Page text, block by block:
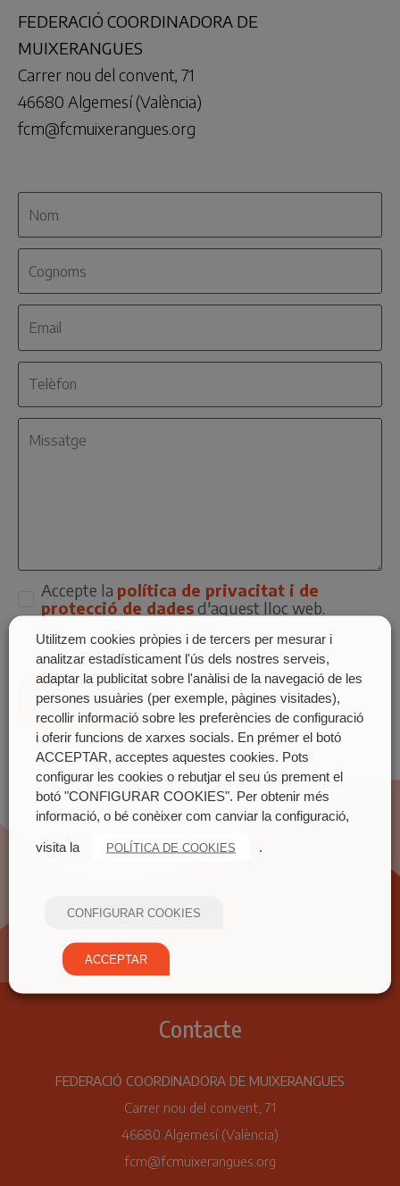
FEDERACIÓ COORDINADORA DE
MUIXERANGUES
Carrer nou del convent, 71
46680 Algemesí (València)
fcm@fcmuixerangues.org
Accepte la política de privacitat i de
protecció de dadesd'aquest lloc web.
Enviar
missatge
Contacte
FEDERACIÓ COORDINADORA DE MUIXERANGUES
Carrer nou del convent, 71
46680 Algemesí (València)
fcm@fcmuixerangues.org
Utilitzem cookies pròpies i de tercers per mesurar i
analitzar estadísticament l'ús dels nostres serveis,
adaptar la publicitat sobre l'anàlisi de la navegació de les
persones usuàries (per exemple, pàgines visitades),
recollir informació sobre les preferències de configuració
i oferir funcions de xarxes socials. En prémer el botó
ACCEPTAR, acceptes aquestes cookies. Pots
configurar les cookies o rebutjar el seu ús prement el
botó "CONFIGURAR COOKIES". Per obtenir més
informació, o bé conèixer com canviar la configuració,
visita la POLÍTICA DE COOKIES
CONFIGURAR COOKIES
ACCEPTAR